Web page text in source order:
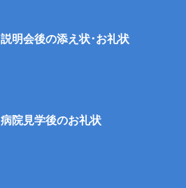
説明会後の添え状･お礼状
病院見学後のお礼状